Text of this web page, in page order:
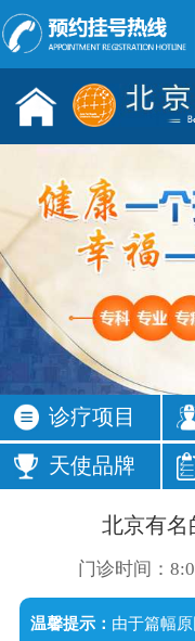
儿童发育行为科门
多动症 抽动症
语言障碍
遗尿症
自闭症
注意
中
按症状
活动过多 频繁眨
成绩差
诊疗项目
天使品牌
北京有名
门诊时间：
温馨提示： 由于篇幅